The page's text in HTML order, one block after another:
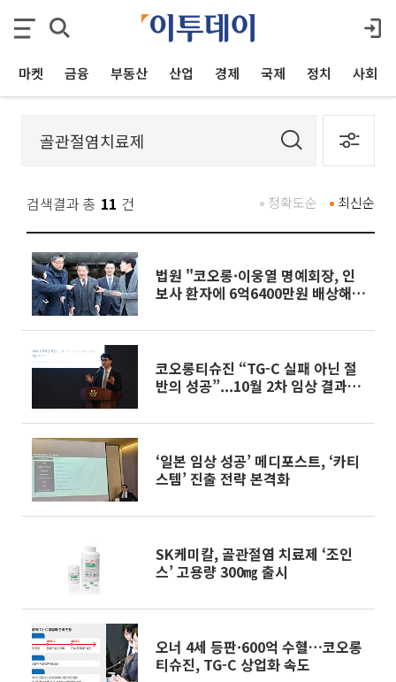
마켓 금융 부동산 산업 경제 국제 정치 사회
검색결과 총 11 건 최신순
정확도순
법원 "코오롱·이웅열 명예회장, 인
보사 환자에 6억6400만원 배상해
코오롱티슈진 “TG-C 실패 아닌 절
반의 성공”...10월 2차 임상 결과에
‘일본 임상 성공’ 메디포스트, ‘카티
스템’ 진출 전략 본격화
SK케미칼, 골관절염 치료제 ‘조인
스’ 고용량 300㎎ 출시
오너 4세 등판·600억 수혈…코오롱
티슈진, TG-C 상업화 속도